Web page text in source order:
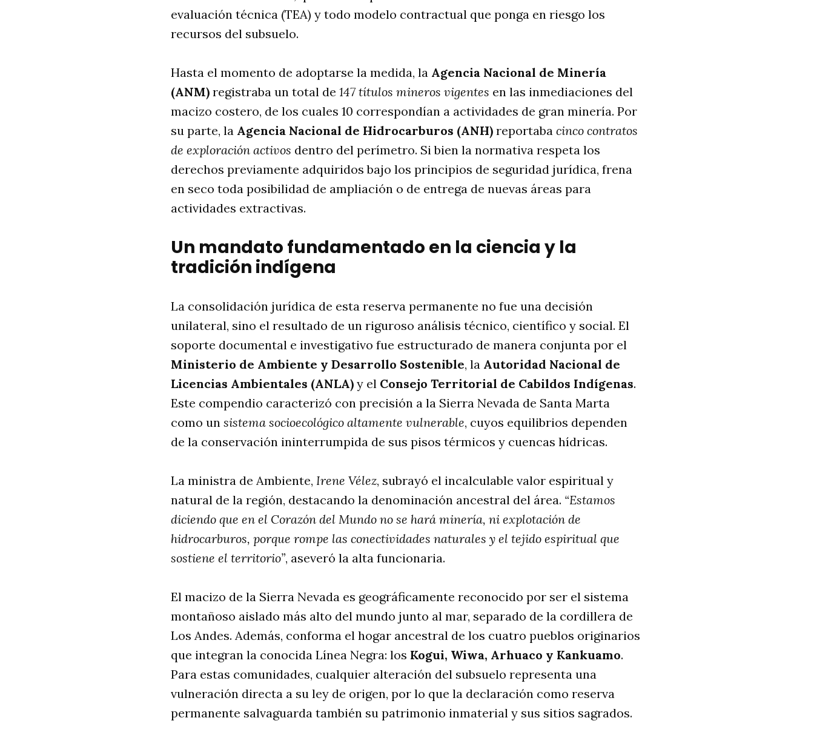
evaluación técnica (TEA) y todo modelo contractual que ponga en riesgo los
recursos del subsuelo.
Hasta el momento de adoptarse la medida, la Agencia Nacional de Minería
(ANM) registraba un total de 147 títulos mineros vigentes en las inmediaciones del
macizo costero, de los cuales 10 correspondían a actividades de gran minería. Por
su parte, la Agencia Nacional de Hidrocarburos (ANH) reportaba cinco contratos
de exploración activos dentro del perímetro. Si bien la normativa respeta los
derechos previamente adquiridos bajo los principios de seguridad jurídica, frena
en seco toda posibilidad de ampliación o de entrega de nuevas áreas para
actividades extractivas.
Un mandato fundamentado en la ciencia y la
tradición indígena
La consolidación jurídica de esta reserva permanente no fue una decisión
unilateral, sino el resultado de un riguroso análisis técnico, científico y social. El
soporte documental e investigativo fue estructurado de manera conjunta por el
Ministerio de Ambiente y Desarrollo Sostenible, la Autoridad Nacional de
Licencias Ambientales (ANLA) y el Consejo Territorial de Cabildos Indígenas.
Este compendio caracterizó con precisión a la Sierra Nevada de Santa Marta
como un sistema socioecológico altamente vulnerable, cuyos equilibrios dependen
de la conservación ininterrumpida de sus pisos térmicos y cuencas hídricas.
La ministra de Ambiente, Irene Vélez, subrayó el incalculable valor espiritual y
natural de la región, destacando la denominación ancestral del área. “Estamos
diciendo que en el Corazón del Mundo no se hará minería, ni explotación de
hidrocarburos, porque rompe las conectividades naturales y el tejido espiritual que
sostiene el territorio”, aseveró la alta funcionaria.
El macizo de la Sierra Nevada es geográficamente reconocido por ser el sistema
montañoso aislado más alto del mundo junto al mar, separado de la cordillera de
Los Andes. Además, conforma el hogar ancestral de los cuatro pueblos originarios
que integran la conocida Línea Negra: los Kogui, Wiwa, Arhuaco y Kankuamo.
Para estas comunidades, cualquier alteración del subsuelo representa una
vulneración directa a su ley de origen, por lo que la declaración como reserva
permanente salvaguarda también su patrimonio inmaterial y sus sitios sagrados.